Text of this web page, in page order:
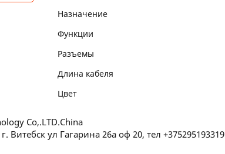
Назначение
Функции
Разъемы
Длина кабеля
Цвет
Co,.LTD.China
ул Гагарина 26а оф 20, тел +375295193319